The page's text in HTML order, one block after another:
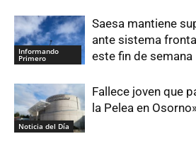
Informando
Primero
Saesa mantiene
ante sistema
este fin de semana
Noticia del Día
Fallece joven que
la Pelea en